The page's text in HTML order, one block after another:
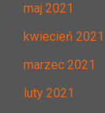
maj 2021
kwiecień 2021
marzec 2021
luty 2021